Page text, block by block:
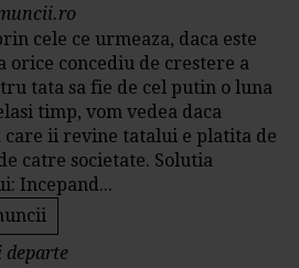
cele ce urmeaza, daca este
orice concediu de crestere a
tata sa fie de cel putin o luna
timp, vom vedea daca
ii revine tatalui e platita de
catre societate. Solutia
Incepand...
departe